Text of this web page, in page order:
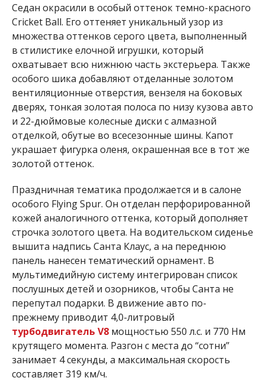
Седан окрасили в особый оттенок темно-красного
Cricket Ball. Его оттеняет уникальный узор из
множества оттенков серого цвета, выполненный
в стилистике елочной игрушки, который
охватывает всю нижнюю часть экстерьера. Также
особого шика добавляют отделанные золотом
вентиляционные отверстия, вензеля на боковых
дверях, тонкая золотая полоса по низу кузова авто
и 22-дюймовые колесные диски с алмазной
отделкой, обутые во всесезонные шины. Капот
украшает фигурка оленя, окрашенная все в тот же
золотой оттенок.
Праздничная тематика продолжается и в салоне
особого Flying Spur. Он отделан перфорированной
кожей аналогичного оттенка, который дополняет
строчка золотого цвета. На водительском сиденье
вышита надпись Санта Клаус, а на переднюю
панель нанесен тематический орнамент. В
мультимедийную систему интегрирован список
послушных детей и озорников, чтобы Санта не
перепутал подарки. В движение авто по-
прежнему приводит 4,0-литровый
турбодвигатель V8мощностью 550 л.с. и 770 Нм
крутящего момента. Разгон с места до “сотни”
занимает 4 секунды, а максимальная скорость
составляет 319 км/ч.